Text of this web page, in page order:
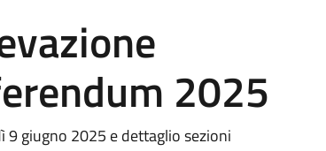
2025
giugno 2025 e dettaglio sezioni